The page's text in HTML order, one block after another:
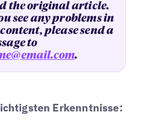
the original article.
see any problems in
please send a
to
.
Erkenntnisse: